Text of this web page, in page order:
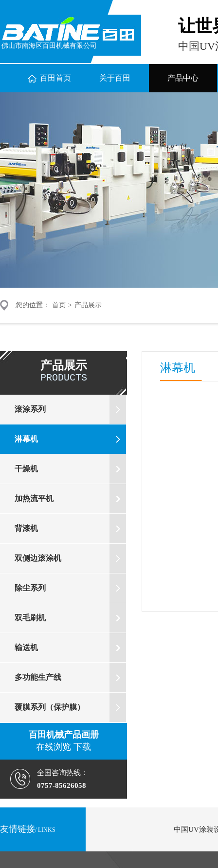
佛山市南海区百田机械有限公司
让世
中国UV
百田首页 关于百田 产品中心
您的位置： 首页 > 产品展示
产品展示
PRODUCTS
滚涂系列
淋幕机
干燥机
加热流平机
背漆机
双侧边滚涂机
除尘系列
双毛刷机
输送机
多功能生产线
覆膜系列（保护膜）
百田机械产品画册
在线浏览 下载
全国咨询热线：
0757-85626058
淋幕机
友情链接/ LINKS 中国UV涂装